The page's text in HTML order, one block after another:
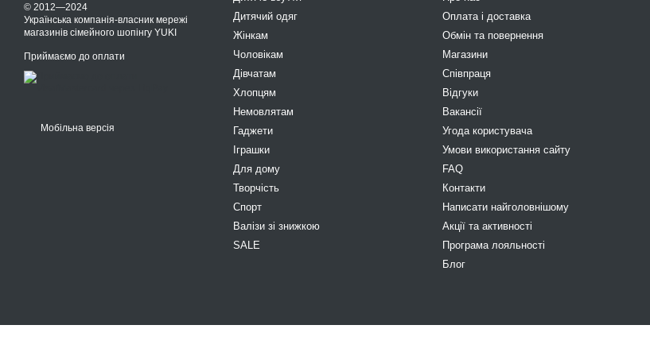
© 2012—2024
Українська компанія-власник мережі
магазинів сімейного шопінгу YUKI
Приймаємо до оплати
Мобільна версія
Дитячий одяг
Жінкам
Чоловікам
Дівчатам
Хлопцям
Немовлятам
Гаджети
Іграшки
Для дому
Творчість
Спорт
Валізи зі знижкою
SALE
Оплата і доставка
Обмін та повернення
Магазини
Співпраця
Відгуки
Вакансії
Угода користувача
Умови використання сайту
FAQ
Контакти
Написати найголовнішому
Акції та активності
Програма лояльності
Блог